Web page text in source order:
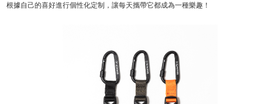
根據自己的喜好進行個性化定制，讓每天攜帶它都成為一種樂趣！